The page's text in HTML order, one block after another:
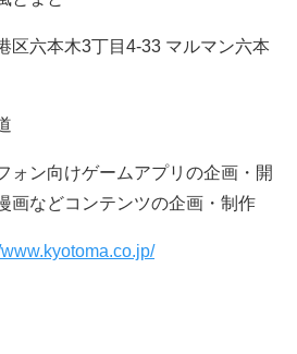
区六本木3丁目4-33 マルマン六本
ォン向けゲームアプリの企画・開
画などコンテンツの企画・制作
www.kyotoma.co.jp/